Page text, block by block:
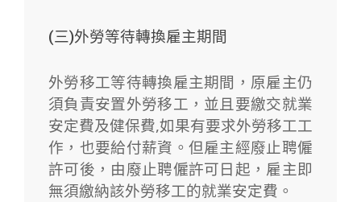
(三)外勞等待轉換雇主期間
外勞移工等待轉換雇主期間，原雇主仍
須負責安置外勞移工，並且要繳交就業
安定費及健保費,如果有要求外勞移工工
作，也要給付薪資。但雇主經廢止聘僱
許可後，由廢止聘僱許可日起，雇主即
無須繳納該外勞移工的就業安定費。